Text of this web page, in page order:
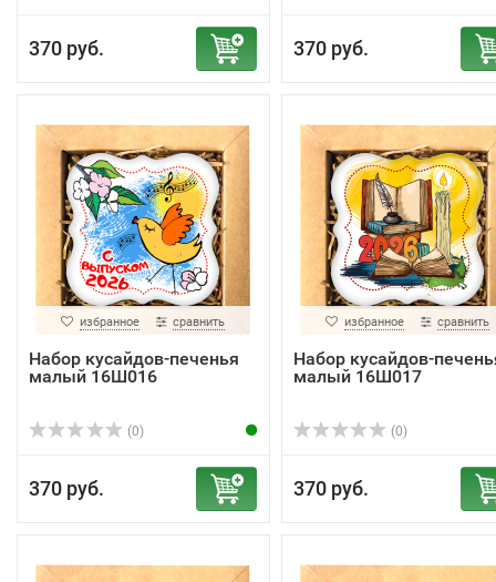
370 руб. 370 руб.
избранное сравнить
Набор кусайдов-печенья
малый 16Ш016
(0)
370 руб.
избранное сравнить
Набор кусайдов-
малый 16Ш017
(0)
370 руб.